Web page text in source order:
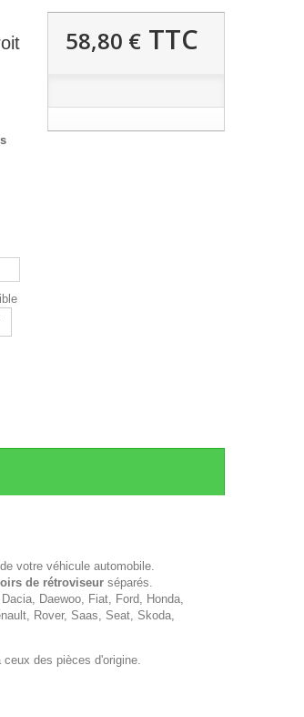
58,80 €TTC
votre véhicule automobile.
de rétroviseur séparés.
Daewoo, Fiat, Ford, Honda,
Rover, Saas, Seat, Skoda,
ceux des pièces d'origine.